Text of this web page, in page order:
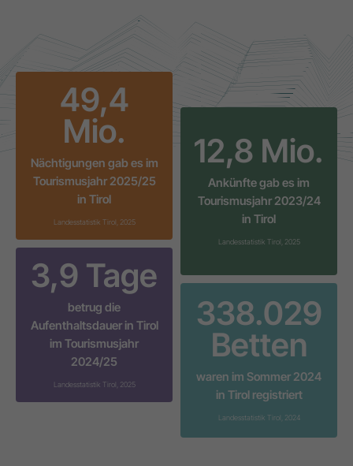
49,6
Mio.
Nächtigungen gab es im
Tourismusjahr 2025/25
in Tirol
Landesstatistik Tirol, 2025
12,8 Mio.
Ankünfte gab es im
Tourismusjahr 2023/24
in Tirol
Landesstatistik Tirol, 2025
3,9 Tage
betrug die
Aufenthaltsdauer in Tirol
im Tourismusjahr
2024/25
Landesstatistik Tirol, 2025
338.038
Betten
waren im Sommer 2024
in Tirol registriert
Landesstatistik Tirol, 2024